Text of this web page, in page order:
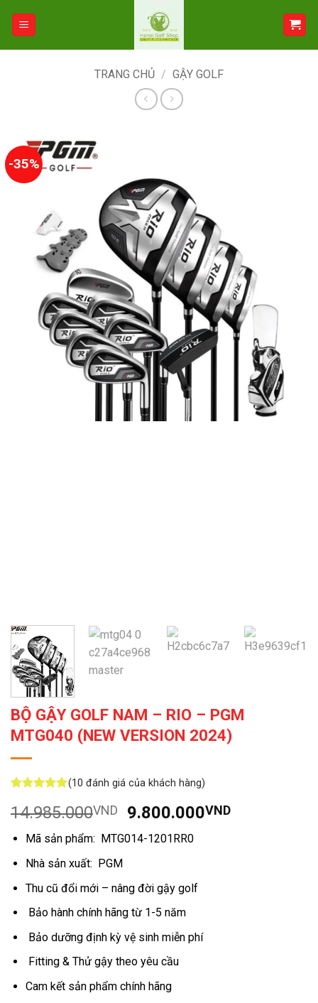
TRANG CHỦ / GẬY GOLF
-35%
BỘ GẬY GOLF NAM – RIO – PGM
MTG040 (NEW VERSION 2024)
dựa trên
đánh giá
(10 đánh giá của khách hàng)
14.985.000VND
Giá
gốc
là:
9.800.000VNDGiá
Mã sản phẩm: MTG014-1201RR0
Nhà sản xuất: PGM
Thu cũ đổi mới – nâng đời gậy golf
Bảo hành chính hãng từ 1-5 năm
Bảo dưỡng định kỳ vệ sinh miễn phí
Fitting & Thử gậy theo yêu cầu
Cam kết sản phẩm chính hãng